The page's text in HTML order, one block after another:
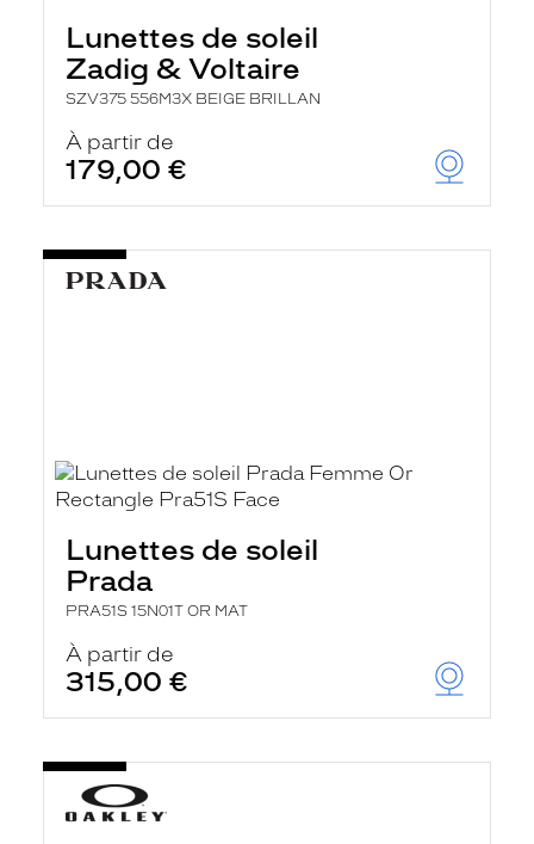
Lunettes de soleil
Zadig & Voltaire
SZV375 556M3X BEIGE BRILLAN
À partir de
179,00 €
Lunettes de soleil
Prada
PRA51S 15N01T OR MAT
À partir de
315,00 €